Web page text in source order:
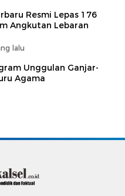
Resmi Lepas 176
Angkutan Lebaran
lalu
Unggulan Ganjar-
Agama